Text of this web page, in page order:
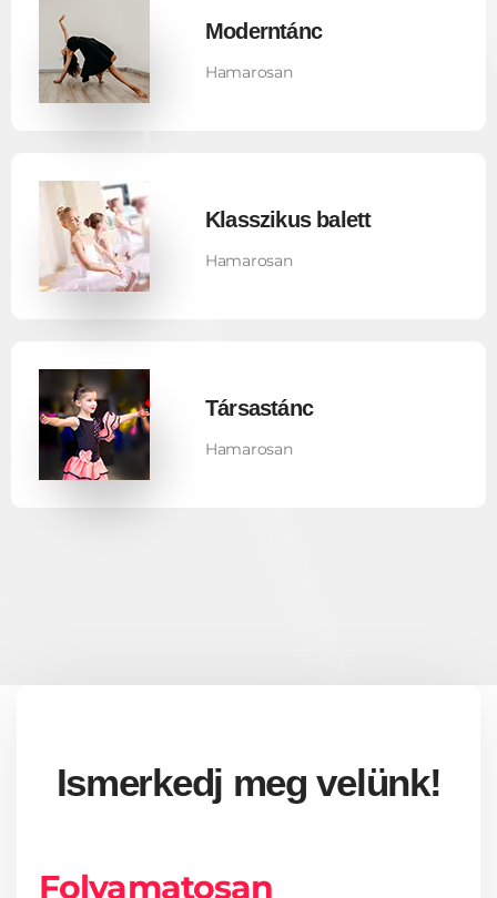
Moderntánc
Hamarosan
Klasszikus balett
Hamarosan
Társastánc
Hamarosan
Ismerkedj meg velünk!
Folyamatosan